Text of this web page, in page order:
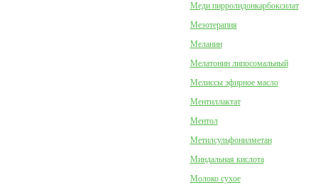
Меди пирролидонкарбоксилат
Мезотерапия
Меланин
Мелатонин липосомальный
Мелиссы эфирное масло
Ментиллактат
Ментол
Метилсульфонилметан
Миндальная кислота
Молоко сухое